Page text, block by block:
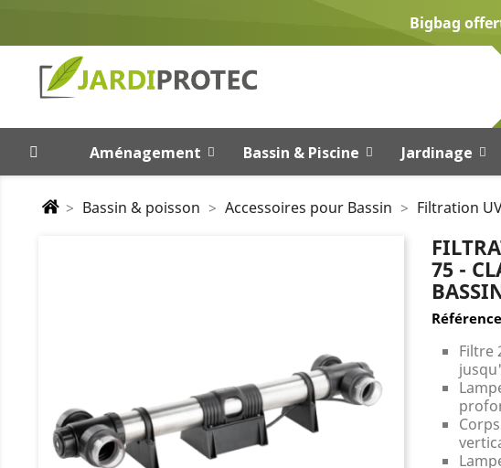
Bigbag
Aménagement Bassin & Piscine Jardinage
Bassin & poisson Accessoires pour Bassin Filtration
75 -
Filtre